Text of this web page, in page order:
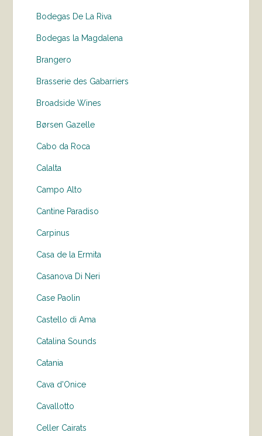
Bodegas De La Riva
Bodegas la Magdalena
Brangero
Brasserie des Gabarriers
Broadside Wines
Børsen Gazelle
Cabo da Roca
Calalta
Campo Alto
Cantine Paradiso
Carpinus
Casa de la Ermita
Casanova Di Neri
Case Paolin
Castello di Ama
Catalina Sounds
Catania
Cava d'Onice
Cavallotto
Celler Cairats